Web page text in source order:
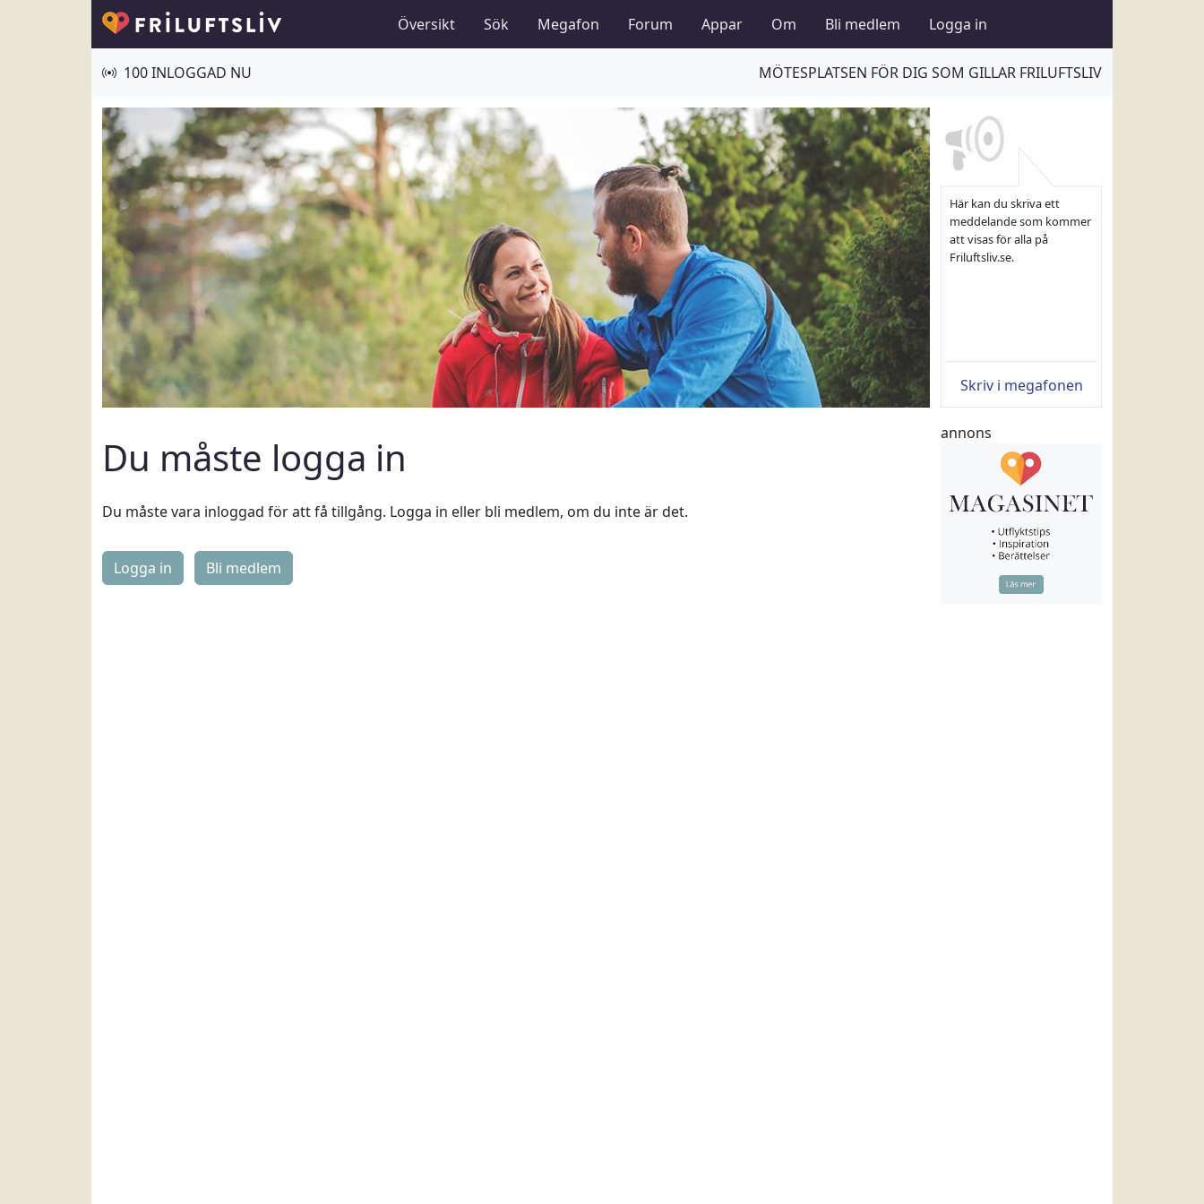
Översikt Sök Megafon Forum Appar Om Bli medlem Logga in
100 INLOGGAD NU MÖTESPLATSEN FÖR DIG SOM GILLAR FRILUFTSLIV
Du måste logga in
Du måste vara inloggad för att få tillgång. Logga in eller bli medlem, om du inte är det.
Logga in
Här kan du skriva ett
meddelande som kommer
att visas för alla på
Friluftsliv.se.
Skriv i megafonen
annons